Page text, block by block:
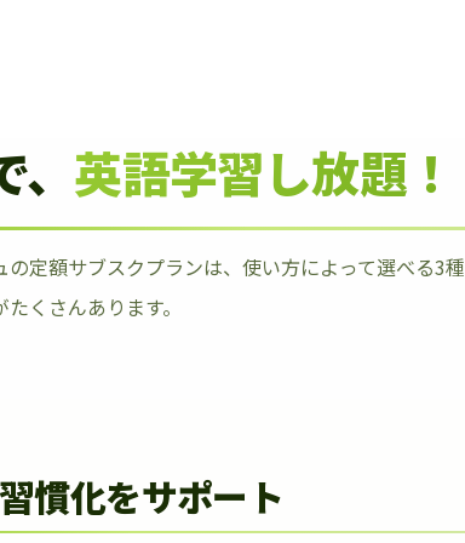
英語学習し放題！
の定額サブスクプランは、使い方によって選べる3
くさんあります。
慣化をサポート